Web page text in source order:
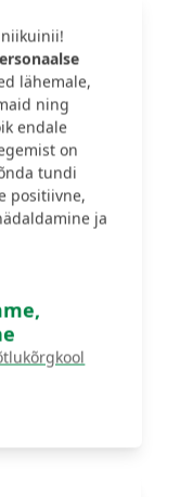
lähemale,
ning
endale
on
tundi
positiivne,
ja